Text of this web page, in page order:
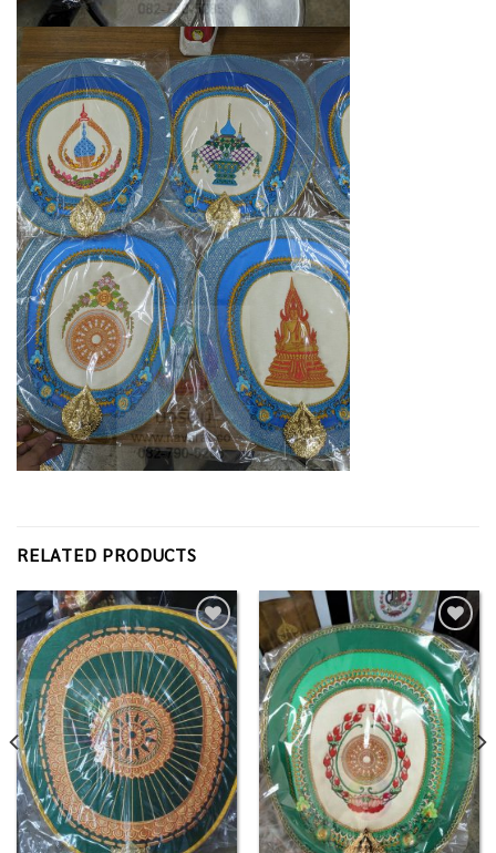
RELATED PRODUCTS
Add to
Wishlist
Add to
Wishlist